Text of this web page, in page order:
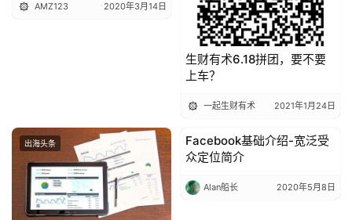
AMZ123 2020年3月14日
生财有术6.18拼团，要不要
上车？
一起生财有术 2021年1月24日
出海头条 出海头条
Facebook基础介绍-宽泛受
众定位简介
Alan船长 2020年5月8日